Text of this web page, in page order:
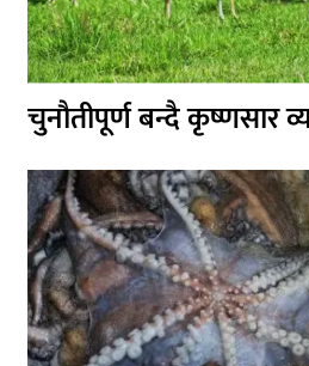
चुनौतीपूर्ण बन्दै कृष्णसार